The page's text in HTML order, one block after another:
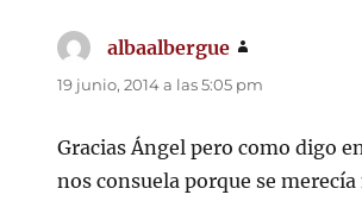
albaalbergue
19 junio, 2014 a las 5:05 pm
Gracias Ángel pero como digo
nos consuela porque se